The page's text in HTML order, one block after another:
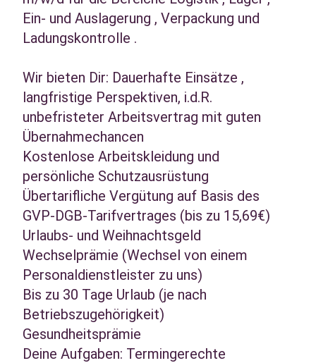
Ein- und Auslagerung , Verpackung und
Ladungskontrolle .
Wir bieten Dir: Dauerhafte Einsätze ,
langfristige Perspektiven, i.d.R.
unbefristeter Arbeitsvertrag mit guten
Übernahmechancen
Kostenlose Arbeitskleidung und
persönliche Schutzausrüstung
Übertarifliche Vergütung auf Basis des
GVP-DGB-Tarifvertrages (bis zu 15,69€)
Urlaubs- und Weihnachtsgeld
Wechselprämie (Wechsel von einem
Personaldienstleister zu uns)
Bis zu 30 Tage Urlaub (je nach
Betriebszugehörigkeit)
Gesundheitsprämie
Deine Aufgaben: Termingerechte